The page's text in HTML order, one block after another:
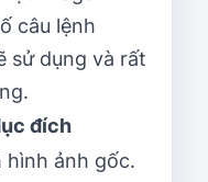
câu lệnh
sử dụng và rất
đích
ảnh gốc.